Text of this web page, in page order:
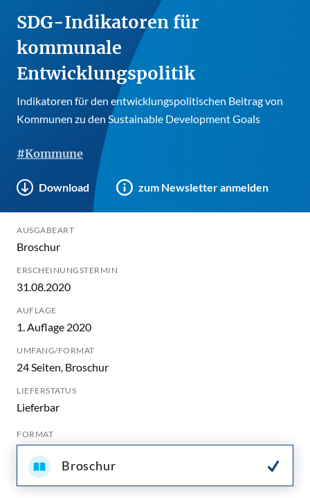
SDG-Indikatoren für
kommunale
Entwicklungspolitik
Indikatoren für den entwicklungspolitischen Beitrag von
Kommunen zu den Sustainable Development Goals
#Kommune
Download zum Newsletter anmelden
AUSGABEART
Broschur
ERSCHEINUNGSTERMIN
31.08.2020
AUFLAGE
1. Auflage 2020
UMFANG/FORMAT
24 Seiten, Broschur
LIEFERSTATUS
Lieferbar
FORMAT
Broschur